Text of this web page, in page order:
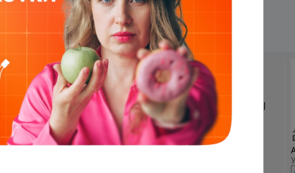
AEF09A50-C8C4-448A-B940-B44770032F46.png
каждая каша имеет свой
питания множества полуфабрикатов,